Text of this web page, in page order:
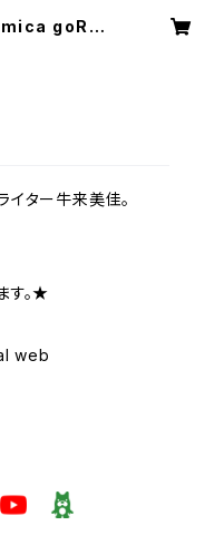
mica goRai
ター牛来美佳。
す。★
web